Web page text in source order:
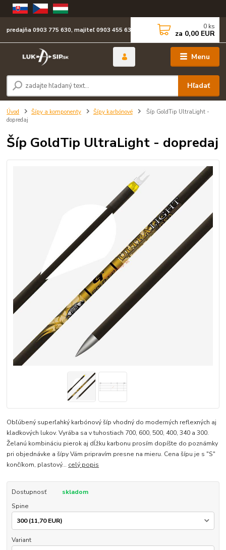
Menu
Hľadať
predajňa 0903 775 630, majiteľ 0903 455 630 0 ks
za 0,00 EUR
Úvod Šípy a komponenty Šípy karbónové
Šíp GoldTip UltraLight -
dopredaj
Šíp GoldTip UltraLight - dopredaj
Obľúbený superľahký karbónový šíp vhodný do moderných reflexných aj
kladkových lukov. Vyrába sa v tuhostiach 700, 600, 500, 400, 340 a 300.
Želanú kombináciu pierok aj dĺžku karbonu prosím dopíšte do poznámky
pri objednávke a šípy Vám pripravím presne na mieru. Cena šípu je s "S"
končíkom, plastový... celý popis
Dostupnosť
skladom
Spine
Variant